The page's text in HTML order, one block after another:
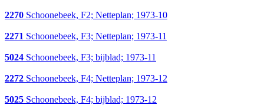
2270 Schoonebeek, F2; Netteplan; 1973-10
2271 Schoonebeek, F3; Netteplan; 1973-11
5024 Schoonebeek, F3; bijblad; 1973-11
2272 Schoonebeek, F4; Netteplan; 1973-12
5025 Schoonebeek, F4; bijblad; 1973-12